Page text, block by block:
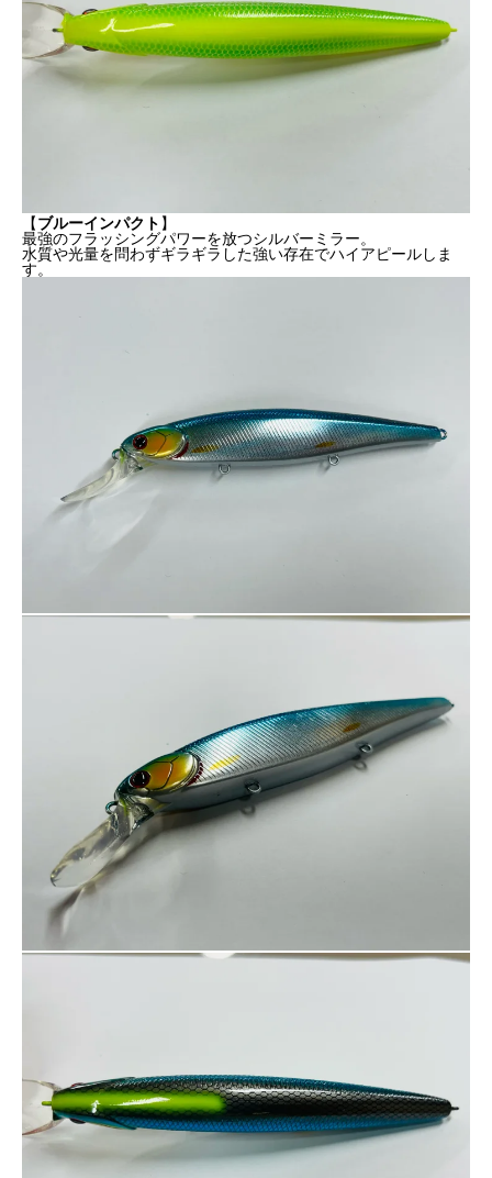
【ブルーインパクト 】
最強のフラッシングパワーを放つシルバーミラー。
水質や光量を問わずギラギラした強い存在でハイアピールしま
す。